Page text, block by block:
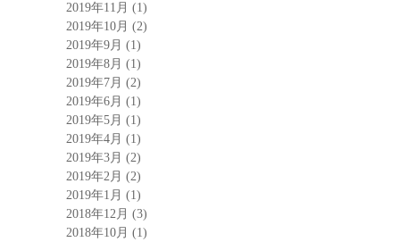
2019年11月 (1)
2019年10月 (2)
2019年9月 (1)
2019年8月 (1)
2019年7月 (2)
2019年6月 (1)
2019年5月 (1)
2019年4月 (1)
2019年3月 (2)
2019年2月 (2)
2019年1月 (1)
2018年12月 (3)
2018年10月 (1)